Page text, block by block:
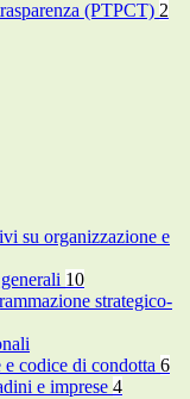
(PTPCT) 2
su organizzazione e
10
strategico-
codice di condotta 6
e imprese 4